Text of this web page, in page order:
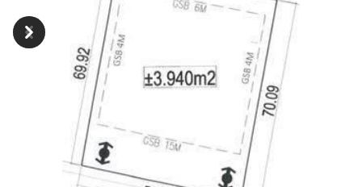
Previous
Next